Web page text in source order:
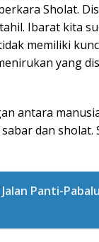
Sholat.
Ibarat kita
memiliki
yang
antara
dan
Panti-